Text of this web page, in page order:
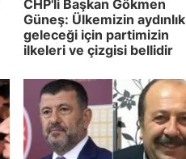
CHP'li Başkan Gökmen
Güneş: Ülkemizin aydınlık
geleceği için partimizin
ilkeleri ve çizgisi bellidir